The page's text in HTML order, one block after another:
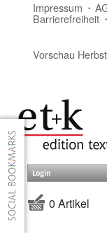
Impressum
Barrierefreiheit
Vorschau
Login
0 Artikel